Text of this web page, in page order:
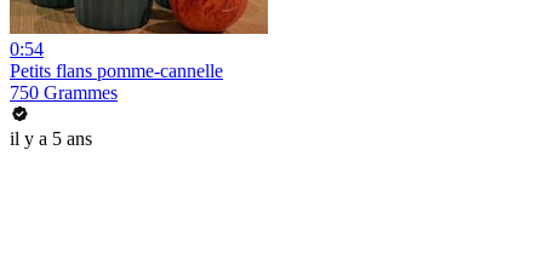
0:54
Petits flans pomme-cannelle
750 Grammes
il y a 5 ans